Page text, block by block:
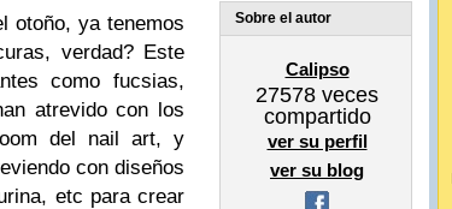
otoño, ya tenemos
verdad? Este
como fucsias,
atrevido con los
del nail art, y
con diseños
etc para crear
Sobre el autor
Calipso
27578 veces
compartido
ver su perfil
ver su blog